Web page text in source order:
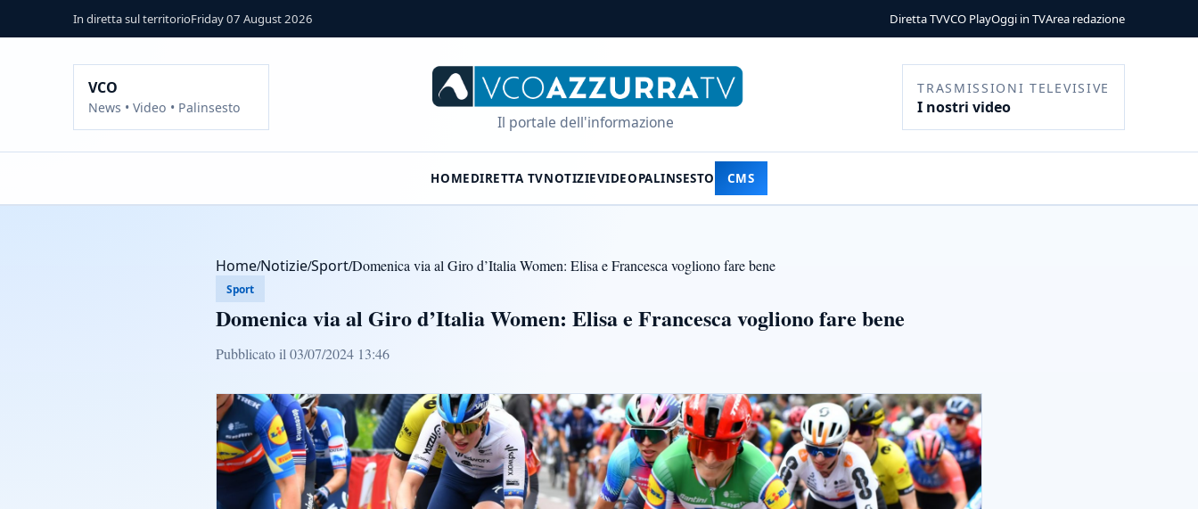
In diretta sul territorioFriday 07 August 2026 Diretta TVVCO PlayOggi in TVArea redazione
VCO
News • Video • Palinsesto
Il portale dell'informazione
TRASMISSIONI TELEVISIVE
I nostri video
HOMEDIRETTA TVNOTIZIEVIDEOPALINSESTO CMS
Home/Notizie/Sport/Domenica via al Giro d’Italia Women: Elisa e Francesca vogliono fare bene
Sport
Domenica via al Giro d’Italia Women: Elisa e Francesca vogliono fare bene
Pubblicato il 03/07/2024 13:46